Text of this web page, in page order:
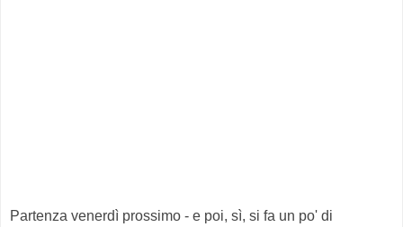
Partenza venerdì prossimo - e poi, sì, si fa un po' di